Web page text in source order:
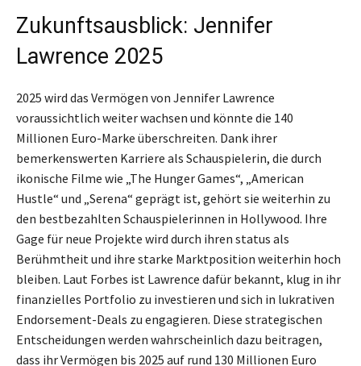
Zukunftsausblick: Jennifer
Lawrence 2025
2025 wird das Vermögen von Jennifer Lawrence
voraussichtlich weiter wachsen und könnte die 140
Millionen Euro-Marke überschreiten. Dank ihrer
bemerkenswerten Karriere als Schauspielerin, die durch
ikonische Filme wie „The Hunger Games“, „American
Hustle“ und „Serena“ geprägt ist, gehört sie weiterhin zu
den bestbezahlten Schauspielerinnen in Hollywood. Ihre
Gage für neue Projekte wird durch ihren status als
Berühmtheit und ihre starke Marktposition weiterhin hoch
bleiben. Laut Forbes ist Lawrence dafür bekannt, klug in ihr
finanzielles Portfolio zu investieren und sich in lukrativen
Endorsement-Deals zu engagieren. Diese strategischen
Entscheidungen werden wahrscheinlich dazu beitragen,
dass ihr Vermögen bis 2025 auf rund 130 Millionen Euro